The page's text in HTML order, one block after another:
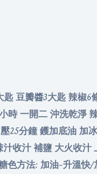
豆瓣醬3大匙 辣椒6
時 一開二 沖洗乾淨
25分鐘 鑊加底油 加
收汁 補鹽 大火收汁
色方法: 加油-升溫快